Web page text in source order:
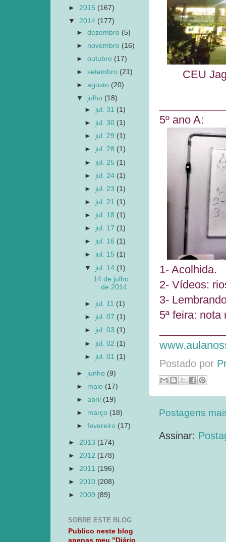
CEU
5º ano A:
1- Acolhida.
2- Vídeos:
3-
5ª feira: nota
Postado por
Postagens
Assinar:
► 2015 (167)
▼ 2014 (177)
►dezembro (5)
► novembro (16)
►outubro (17)
►setembro (21)
►agosto (20)
▼ julho (18)
► jul. 31 (1)
► jul. 30 (1)
► jul. 29 (1)
► jul. 28 (1)
► jul. 25 (1)
► jul. 24 (1)
► jul. 23 (1)
► jul. 21 (1)
► jul. 18 (1)
► jul. 17 (1)
► jul. 16 (1)
► jul. 15 (1)
▼ jul. 14 (1)
14 de julho
de 2014
► jul. 11 (1)
► jul. 07 (1)
► jul. 03 (1)
► jul. 02 (1)
► jul. 01 (1)
► junho (9)
► maio (17)
►abril (19)
► março (18)
►fevereiro (17)
► 2013 (174)
► 2012 (178)
► 2011 (196)
► 2010 (208)
► 2009 (89)
SOBRE ESTE BLOG
Publico neste blog
apenas meu "Diário